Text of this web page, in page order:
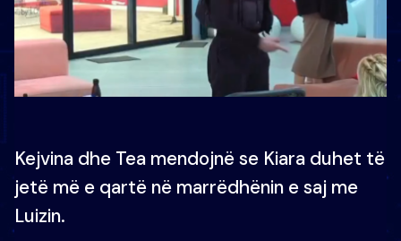
Kejvina dhe Tea mendojnë se Kiara duhet të
jetë më e qartë në marrëdhënin e saj me
Luizin.